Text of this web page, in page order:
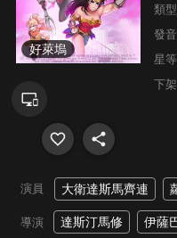
好萊塢
類型
發音
星等
下
演員 大衛達斯馬齊連
導演 達斯汀馬修 伊薩